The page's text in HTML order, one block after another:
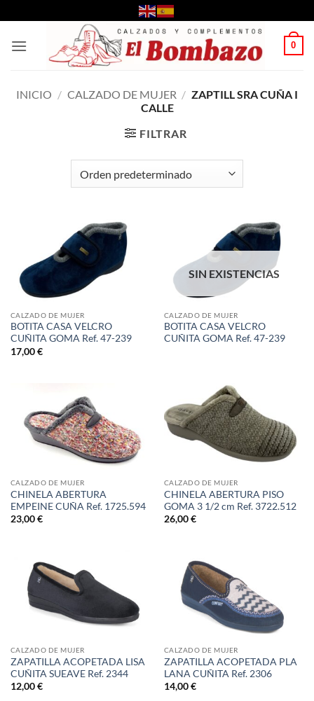
al
contenido
0
INICIO / CALZADO DE MUJER / ZAPTILL SRA CUÑA I
CALLE
FILTRAR
CALZADO DE MUJER
BOTITA CASA VELCRO
CUÑITA GOMA Ref. 47-239
17,00€
SIN EXISTENCIAS
CALZADO DE MUJER
BOTITA CASA VELCRO
CUÑITA GOMA Ref. 47-239
CALZADO DE MUJER
CHINELA ABERTURA
EMPEINE CUÑA Ref. 1725.594
23,00€
CALZADO DE MUJER
CHINELA ABERTURA PISO
GOMA 3 1/2 cm Ref. 3722.512
26,00€
CALZADO DE MUJER
ZAPATILLA ACOPETADA LISA
CUÑITA SUEAVE Ref. 2344
12,00€
CALZADO DE MUJER
ZAPATILLA ACOPETADA PLA
LANA CUÑITA Ref. 2306
14,00€